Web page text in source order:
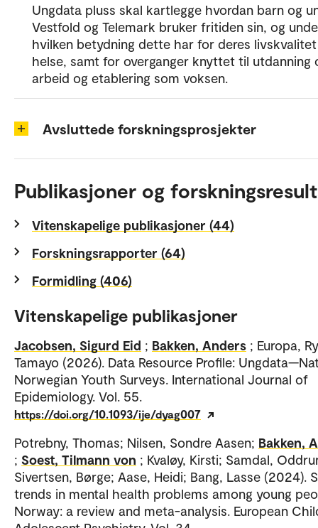
Ungdata pluss skal kartlegge hvordan barn og
Vestfold og Telemark bruker fritiden sin, og
hvilken betydning dette har for deres
helse, samt for overganger knyttet til utdanning
arbeid og etablering som voksen.
Avsluttede forskningsprosjekter
Publikasjoner og
Vitenskapelige publikasjoner (44)
Forskningsrapporter (64)
Formidling (406)
Vitenskapelige publikasjoner
Jacobsen, Sigurd Eid ; Bakken, Anders ; Europa,
Tamayo (2026). Data Resource Profile:
Norwegian Youth Surveys. International Journal of
Epidemiology. Vol. 55.
https://doi.org/10.1093/ije/dyag007
Potrebny, Thomas; Nilsen, Sondre Aasen; Bakken,
; Soest, Tilmann von ; Kvaløy, Kirsti; Samdal,
Sivertsen, Børge; Aase, Heidi; Bang, Lasse (2024).
trends in mental health problems among young
Norway: a review and meta-analysis. European